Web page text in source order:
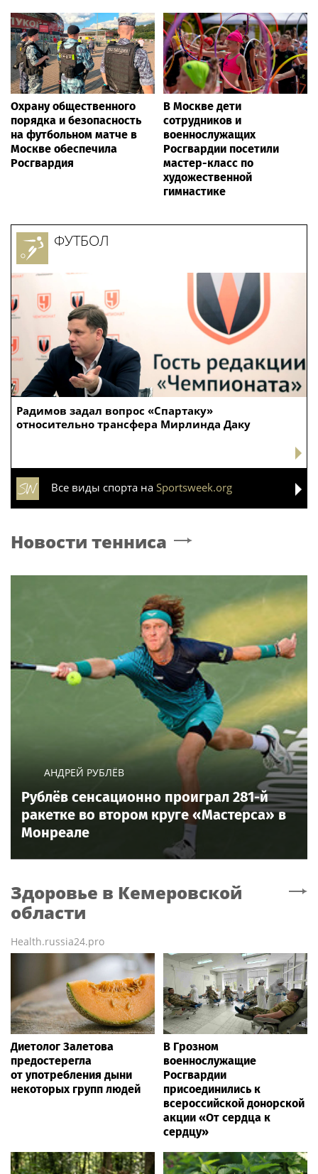
Охрану общественного
порядка и безопасность
на футбольном матче в
Москве обеспечила
Росгвардия
В Москве дети
сотрудников и
военнослужащих
Росгвардии посетили
мастер-класс по
художественной
гимнастике
Радимов задал вопрос «Спартаку»
относительно трансфера Мирлинда Даку
ФУТБОЛ
Все виды спорта на Sportsweek.org
Новости тенниса
АНДРЕЙ РУБЛЁВ
Рублёв сенсационно проиграл 281-й
ракетке во втором круге «Мастерса» в
Монреале
Здоровье в Кемеровской
области
Health.russia24.pro
Диетолог Залетова
предостерегла
от употребления дыни
некоторых групп людей
В Грозном
военнослужащие
Росгвардии
присоединились к
всероссийской донорской
акции «От сердца к
сердцу»